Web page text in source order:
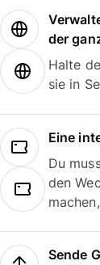
der
Halte
sie in
Eine
Du
den
Sende